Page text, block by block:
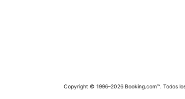
Copyright © 1996–2026 Booking.com™. Todos